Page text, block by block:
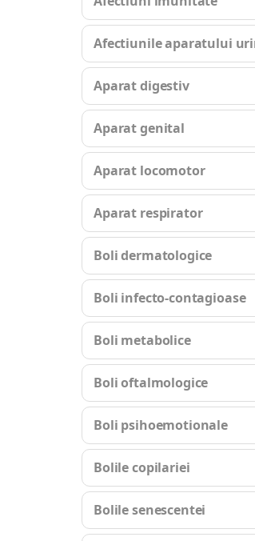
Afectiunile aparatului
Aparat digestiv
Aparat genital
Aparat locomotor
Aparat respirator
Boli dermatologice
Boli infecto-contagioase
Boli metabolice
Boli oftalmologice
Boli psihoemotionale
Bolile copilariei
Bolile senescentei